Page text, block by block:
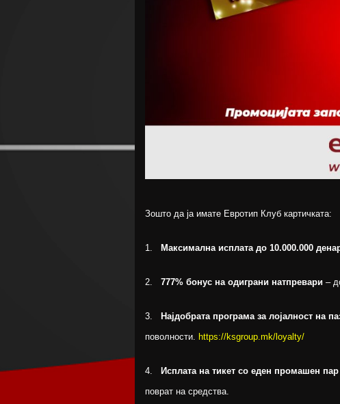
Зошто да ја имате Евротип Клуб картичката:
1. Максимална исплата до 10.000.000
2. 777% бонус на одиграни натпревари –
3. Најдобрата програма за лојалност на
поволности. https://ksgroup.mk/loyalty/
4. Исплата на тикет со еден промашен
поврат на средства.